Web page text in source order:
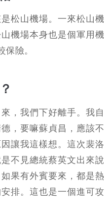
松山機場。一來松山機
機場本身也是個軍用機
險。
，我們下好離手。我自
，要嘛蘇貞昌，應該不
讓我這樣想。這次裴洛
不見總統蔡英文出來說
果有外賓要來，都是熱
排。這也是一個進可攻